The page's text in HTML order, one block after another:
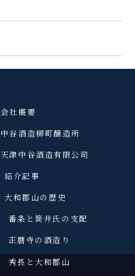
会社概要
中谷酒造柳町醸造所
天津中谷酒造有限公司
紹介記事
大和郡山の歴史
番条と筒井氏の支配
正暦寺の酒造り
秀長と大和郡山